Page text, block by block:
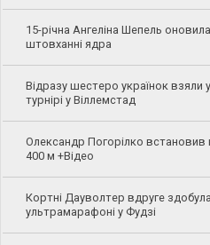
15-річна Ангеліна Шепель
штовханні ядра
Відразу шестеро українок взяли
турнірі у Віллемстад
Олександр Погорілко встановив
400 м +Відео
Кортні Дауволтер вдруге
ультрамарафоні у Фудзі